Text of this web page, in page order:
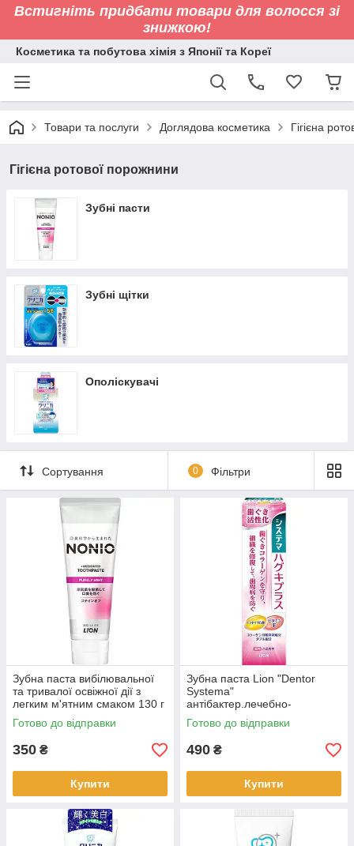
Встигніть придбати товари для волосся зі
знижкою!
Косметика та побутова хімія з Японії та Кореї
Товари та послуги Доглядова косметика Гігієна
Гігієна ротової порожнини
Зубні пасти
Зубні щітки
Ополіскувачі
Сортування 0 Фільтри
Зубна паста вибілювальної
та тривалої освіжної дії з
легким м'ятним смаком 130 г
(259305)
Готово до відправки
350 ₴
Купити
Зубна паста Lion "Dentor
Systema"
антібактер.лечебно-
профилактич. зі смаком
ментолу 90гр / 60 (216803)
Готово до відправки
490 ₴
Купити